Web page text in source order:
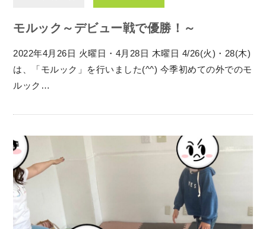
モルック～デビュー戦で優勝！～
2022年4月26日 火曜日・4月28日 木曜日 4/26(火)・28(木)
は、「モルック」を行いました(^^) 今季初めての外でのモ
ルック…